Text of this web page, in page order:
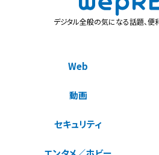
デジタル全般の気になる話題、便
Web
動画
セキュリティ